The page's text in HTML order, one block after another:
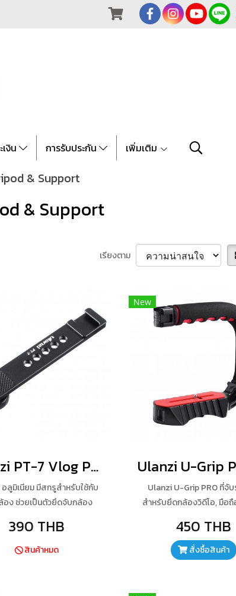
งิน การรับประกัน เพิ่มเติม
& Support
& Support
เรียงตาม
Ulanzi PT-7 Vlog Plate Mount
ลูมิเนียม มีสกรูสำหรับใช้กับ
อง ช่วยเป็นตัวยึดจับกล้อง
ได้ง่ายขึ้น
390 THB
สินค้าหมด
New
Ulanzi U-Grip PRO ที่จั
สำหรับยึดกล้องวิดีโอ, มือ
กันกระแทกสำหรับกล้อง
วีดีโอ, มือถือ
450 THB
สั่งซื้อสินค้า